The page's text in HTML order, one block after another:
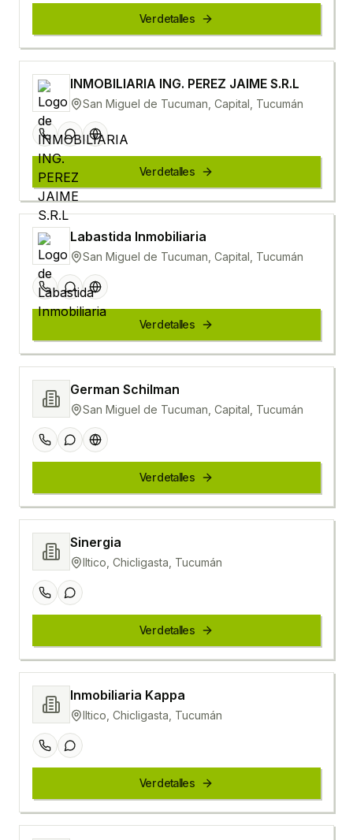
Ver detalles
INMOBILIARIA ING. PEREZ JAIME S.R.L
San Miguel de Tucuman, Capital, Tucumán
Ver detalles
Labastida Inmobiliaria
San Miguel de Tucuman, Capital, Tucumán
Ver detalles
German Schilman
San Miguel de Tucuman, Capital, Tucumán
Ver detalles
Sinergia
Iltico, Chicligasta, Tucumán
Ver detalles
Inmobiliaria Kappa
Iltico, Chicligasta, Tucumán
Ver detalles